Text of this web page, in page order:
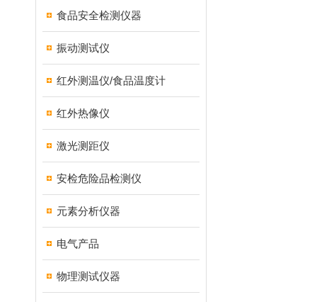
食品安全检测仪器
振动测试仪
红外测温仪/食品温度计
红外热像仪
激光测距仪
安检危险品检测仪
元素分析仪器
电气产品
物理测试仪器